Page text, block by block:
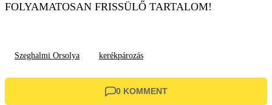
FOLYAMATOSAN FRISSÜLŐ TARTALOM!
Szeghalmi Orsolya kerékpározás
0 KOMMENT